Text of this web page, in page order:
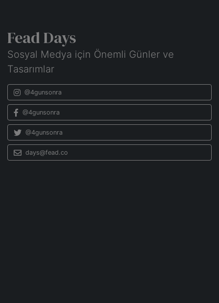
Fead Days
Sosyal Medya için Önemli Günler ve
Tasarımlar
@4gunsonra
@4gunsonra
@4gunsonra
days@fead.co